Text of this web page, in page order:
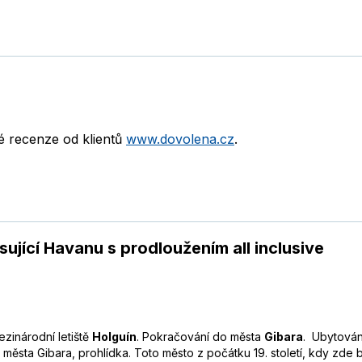
recenze od klientů www.dovolena.cz.
Havanu s prodloužením all inclusive
letiště Holguín. Pokračování do města Gibara.
Gibara, prohlídka. Toto město z počátku 19. století, kdy zde